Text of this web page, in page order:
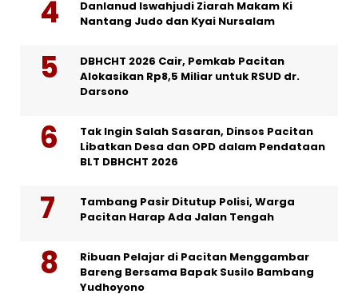
Danlanud Iswahjudi Ziarah Makam Ki
Nantang Judo dan Kyai Nursalam
DBHCHT 2026 Cair, Pemkab Pacitan
Alokasikan Rp8,5 Miliar untuk RSUD dr.
Darsono
Tak Ingin Salah Sasaran, Dinsos Pacitan
Libatkan Desa dan OPD dalam Pendataan
BLT DBHCHT 2026
Tambang Pasir Ditutup Polisi, Warga
Pacitan Harap Ada Jalan Tengah
Ribuan Pelajar di Pacitan Menggambar
Bareng Bersama Bapak Susilo Bambang
Yudhoyono